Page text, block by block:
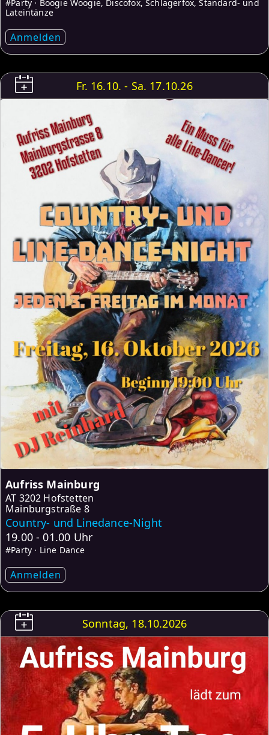
#Party · Boogie Woogie, Discofox, Schlagerfox, Standard- und
Lateintänze
Anmelden
Fr. 16.10. - Sa. 17.10.26
Aufriss Mainburg
AT 3202 Hofstetten
Mainburgstraße 8
Country- und Linedance-Night
19.00 - 01.00 Uhr
#Party · Line Dance
Anmelden
Sonntag, 18.10.2026